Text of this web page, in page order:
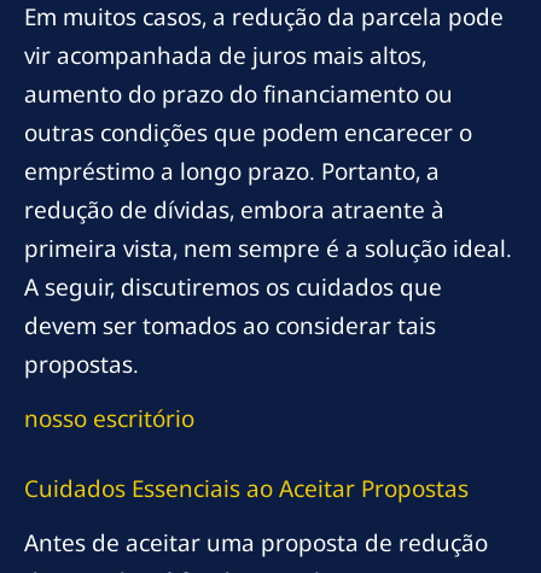
Em muitos casos, a redução da parcela pode
vir acompanhada de juros mais altos,
aumento do prazo do financiamento ou
outras condições que podem encarecer o
empréstimo a longo prazo. Portanto, a
redução de dívidas, embora atraente à
primeira vista, nem sempre é a solução ideal.
A seguir, discutiremos os cuidados que
devem ser tomados ao considerar tais
propostas.
nosso escritório
Cuidados Essenciais ao Aceitar Propostas
Antes de aceitar uma proposta de redução